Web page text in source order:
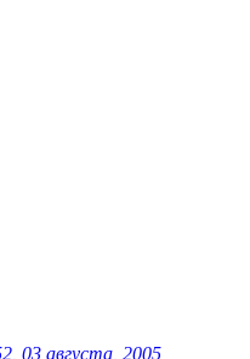
03 августа, 2005